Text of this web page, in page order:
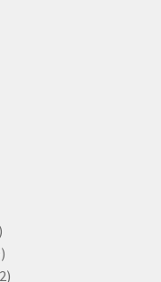
2
9
produktů
22